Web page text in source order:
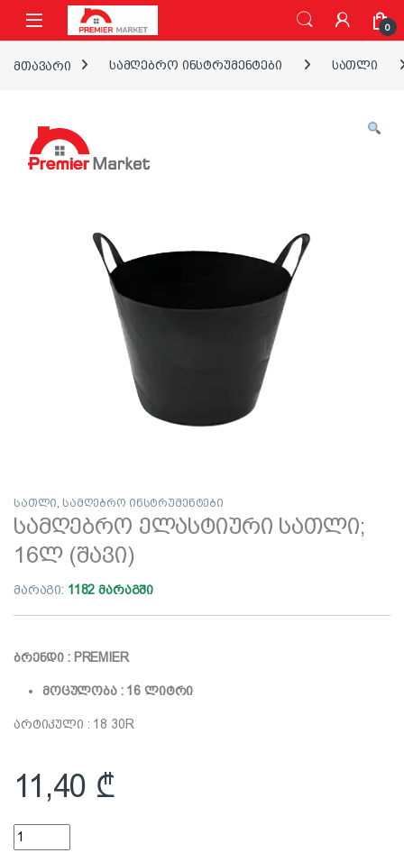
ნავიგაციაზე გადასვლა
შინაარსზე გადასვლა
0
მთავარი სამღებრო ინსტრუმენტები სათლი
სათლი, სამღებრო ინსტრუმენტები
სამღებრო ელასტიური სათლი;
16ლ (შავი)
მარაგი: 1182 მარაგში
ბრენდი : PREMIER
მოცულობა : 16 ლიტრი
არტიკული : 18 30R
11,40 ₾
სამღებრო ელასტიური სათლი; 16ლ (შავი) quantity